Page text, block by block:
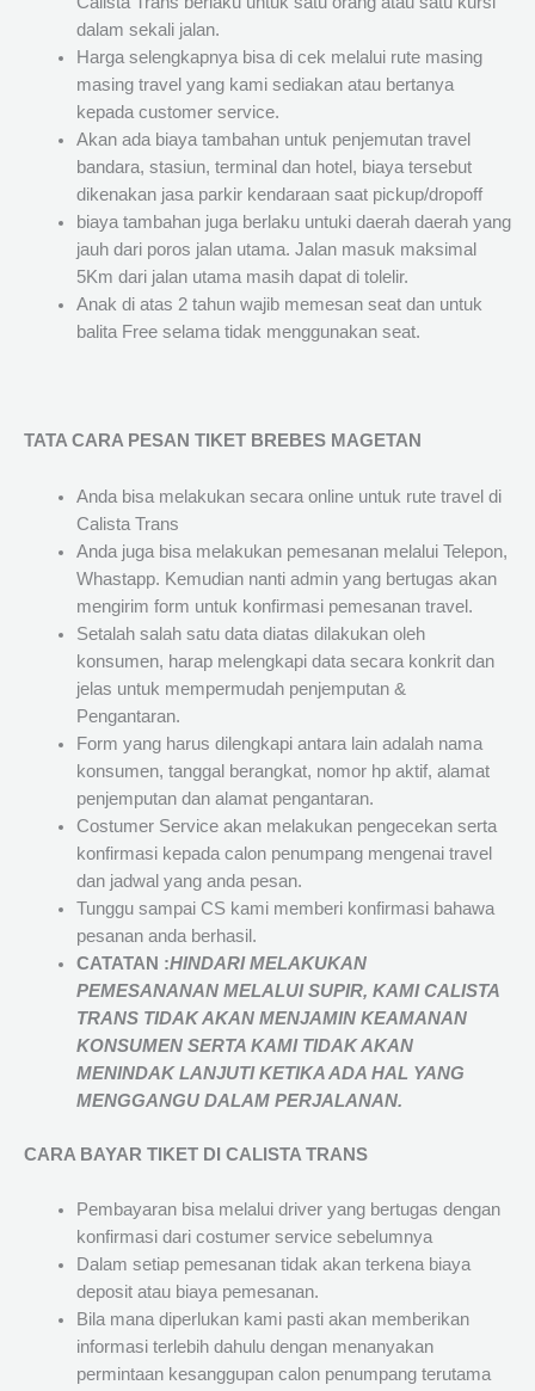
dalam sekali jalan.
Harga selengkapnya bisa di cek melalui rute masing
masing travel yang kami sediakan atau bertanya
kepada customer service.
Akan ada biaya tambahan untuk penjemutan travel
bandara, stasiun, terminal dan hotel, biaya tersebut
dikenakan jasa parkir kendaraan saat pickup/dropoff
biaya tambahan juga berlaku untuki daerah daerah yang
jauh dari poros jalan utama. Jalan masuk maksimal
5Km dari jalan utama masih dapat di tolelir.
Anak di atas 2 tahun wajib memesan seat dan untuk
balita Free selama tidak menggunakan seat.
TATA CARA PESAN TIKET BREBES MAGETAN
Anda bisa melakukan secara online untuk rute travel di
Calista Trans
Anda juga bisa melakukan pemesanan melalui Telepon,
Whastapp. Kemudian nanti admin yang bertugas akan
mengirim form untuk konfirmasi pemesanan travel.
Setalah salah satu data diatas dilakukan oleh
konsumen, harap melengkapi data secara konkrit dan
jelas untuk mempermudah penjemputan &
Pengantaran.
Form yang harus dilengkapi antara lain adalah nama
konsumen, tanggal berangkat, nomor hp aktif, alamat
penjemputan dan alamat pengantaran.
Costumer Service akan melakukan pengecekan serta
konfirmasi kepada calon penumpang mengenai travel
dan jadwal yang anda pesan.
Tunggu sampai CS kami memberi konfirmasi bahawa
pesanan anda berhasil.
CATATAN :HINDARI MELAKUKAN
PEMESANANAN MELALUI SUPIR, KAMICALISTA
TRANSTIDAK AKAN MENJAMINKEAMANAN
KONSUMEN SERTA KAMI TIDAK AKAN
MENINDAK LANJUTI KETIKA ADA HAL YANG
MENGGANGU DALAM PERJALANAN.
CARA BAYAR TIKET DI CALISTA TRANS
Pembayaran bisa melalui driver yang bertugas dengan
konfirmasi dari costumer service sebelumnya
Dalam setiap pemesanan tidak akan terkena biaya
deposit atau biaya pemesanan.
Bila mana diperlukan kami pasti akan memberikan
informasi terlebih dahulu dengan menanyakan
permintaan kesanggupan calon penumpang terutama